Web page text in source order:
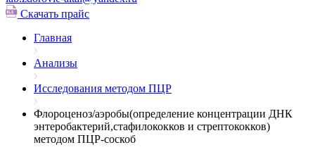
Скачать прайс
Главная
Анализы
Исследования методом ПЦР
Флороценоз/аэробы(определение концентрации ДНК
энтеробактерий,стафилококков и стрептококков)
методом ПЦР-соскоб